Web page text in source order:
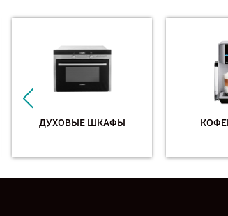
ДУХОВЫЕ ШКАФЫ